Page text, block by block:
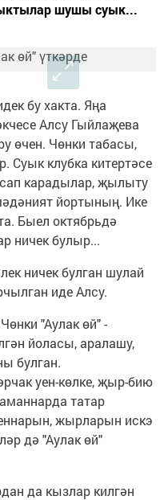
шушы суык...
бу хакта. Яңа
Алсу Гыйлаҗева
өчен. Чөнки табасы,
Суык клубка китертәсе
карадылар, җылыту
йортының. Ике
Быел октябрьдә
ничек булыр...
ничек булган шулай
иде Алсу.
"Аулак өй" -
йоласы, аралашу,
булган.
уен-көлке, җыр-бию
татар
жырларын искэ
дә "Аулак өй"
да кызлар килгән